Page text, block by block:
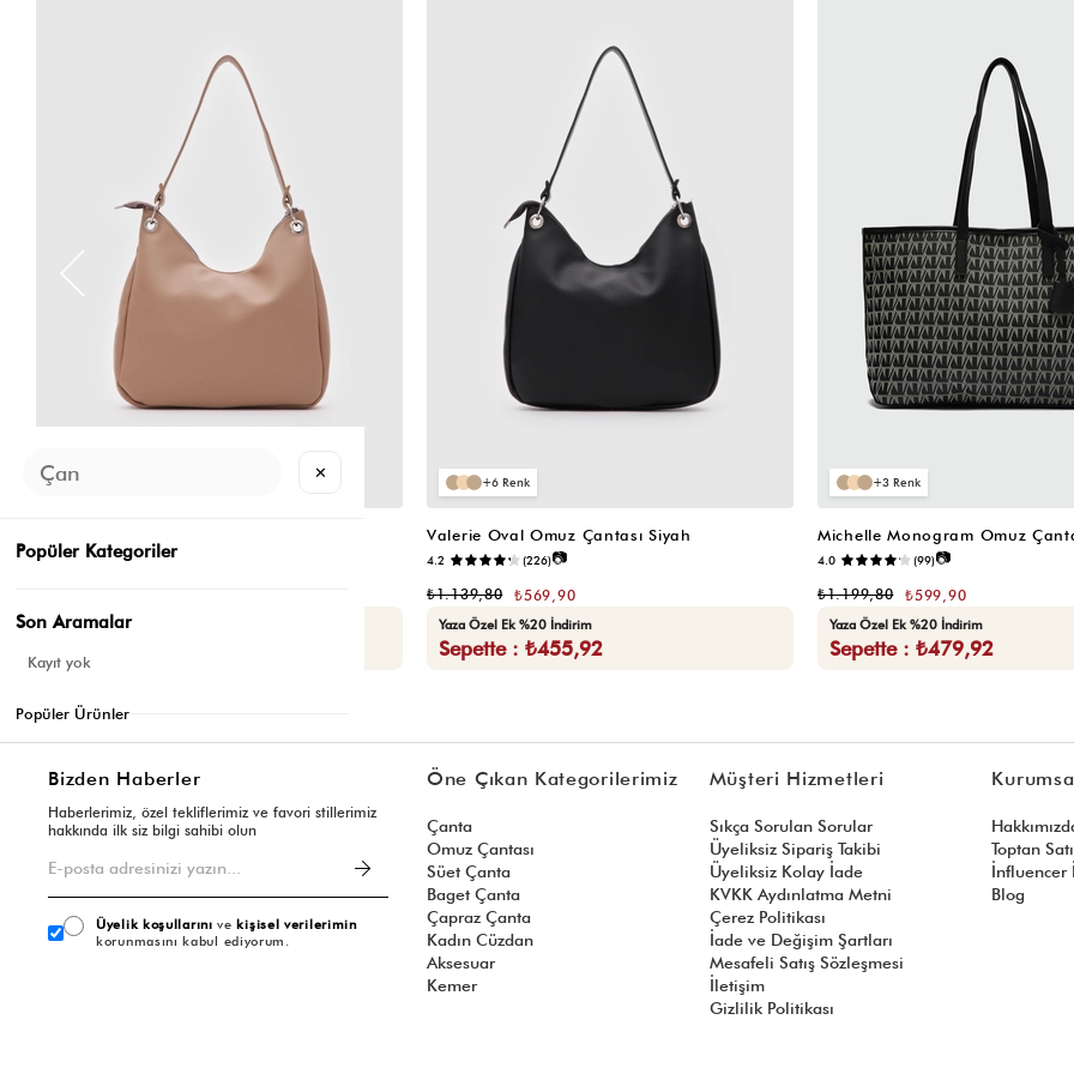
3.4 (12)📷
Seçili Ürünlerde Ek %30 İndirim
6
Valerie Oval Omuz Çantası Siyah
4.2 (226)📷
₺569,90
₺1.139,80
Yaza Özel Ek %20 İndirim
Sepette : ₺455,92
3
Michelle Monogram Omuz
4.0 (99)📷
₺599,90
₺1.199,80
Yaza Özel Ek %20 İndirim
Sepette : ₺479,92
Bizden Haberler
Haberlerimiz, özel tekliflerimiz ve favori stillerimiz
hakkında ilk siz bilgi sahibi olun
Üyelik koşullarını vekişisel verilerimin
korunmasını kabul ediyorum.
Öne Çıkan Kategorilerimiz
Çanta
Omuz Çantası
Süet Çanta
Baget Çanta
Çapraz Çanta
Kadın Cüzdan
Aksesuar
Kemer
Müşteri Hizmetleri
Sıkça Sorulan Sorular
Üyeliksiz Sipariş Takibi
Üyeliksiz Kolay İade
KVKK Aydınlatma Metni
Çerez Politikası
İade ve Değişim Şartları
Mesafeli Satış Sözleşmesi
İletişim
Gizlilik Politikası
Toptan
İnfluencer
Blog
✕
Popüler Kategoriler
Son Aramalar
Kayıt yok
Popüler Ürünler